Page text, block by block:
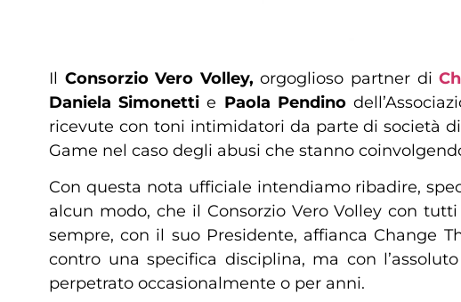
Il Consorzio Vero Volley, orgoglioso partner di
Daniela Simonetti e Paola Pendino
ricevute con toni intimidatori da parte di società
Game nel caso degli abusi che stanno
Con questa nota ufficiale intendiamo ribadire,
alcun modo, che il Consorzio Vero Volley con
sempre, con il suo Presidente, affianca Change
contro una specifica disciplina, ma con
perpetrato occasionalmente o per anni.